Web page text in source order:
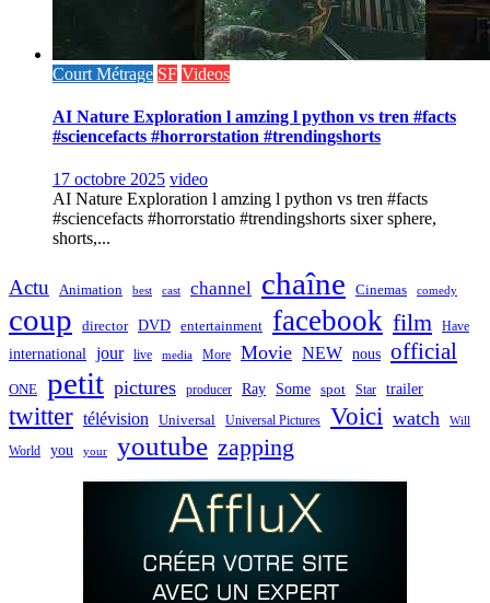
Court Métrage SF Videos
AI Nature Exploration l amzing l python vs tren #facts
#sciencefacts #horrorstation #trendingshorts
17 octobre 2025 video
AI Nature Exploration l amzing l python vs tren #facts
#sciencefacts #horrorstatio #trendingshorts sixer sphere,
shorts,...
Actu Animation best cast channel chaîne Cinemas comedy
coup director DVD entertainment facebook film Have
international jour live media More Movie NEW nous official
ONE petit pictures producer Ray Some spot Star trailer
twitter télévision Universal Universal Pictures Voici watch Will
World you your youtube zapping